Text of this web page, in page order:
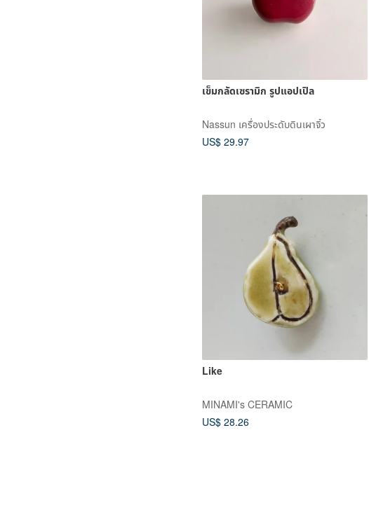
เข็มกลัดเซรามิก รูปแอปเปิล
Nassun เครื่องประดับดินเผาจิ๋ว
US$ 29.97
Like
MINAMI's CERAMIC
US$ 28.26